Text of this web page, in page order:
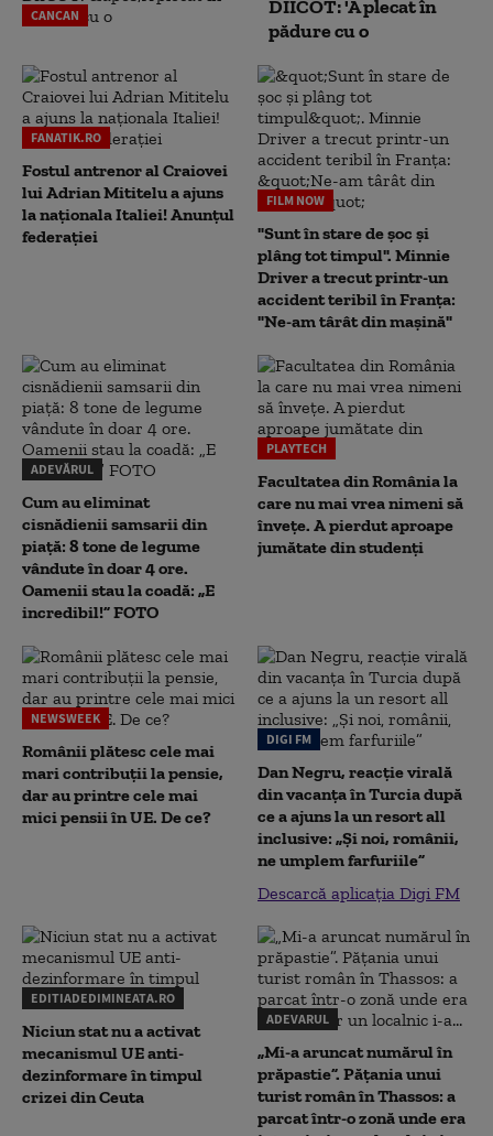
CANCAN
DIICOT: 'A plecat în
pădure cu o
FANATIK.RO
Fostul antrenor al Craiovei
lui Adrian Mititelu a ajuns
la naționala Italiei! Anunțul
federației
FILM NOW
"Sunt în stare de șoc și
plâng tot timpul". Minnie
Driver a trecut printr-un
accident teribil în Franța:
"Ne-am târât din mașină"
ADEVĂRUL
Cum au eliminat
cisnădienii samsarii din
piață: 8 tone de legume
vândute în doar 4 ore.
Oamenii stau la coadă: „E
incredibil!” FOTO
PLAYTECH
Facultatea din România la
care nu mai vrea nimeni să
înveţe. A pierdut aproape
jumătate din studenţi
NEWSWEEK
Românii plătesc cele mai
mari contribuții la pensie,
dar au printre cele mai
mici pensii în UE. De ce?
DIGI FM
Dan Negru, reacție virală
din vacanța în Turcia după
ce a ajuns la un resort all
inclusive: „Și noi, românii,
ne umplem farfuriile”
Descarcă aplicația Digi FM
EDITIADEDIMINEATA.RO
Niciun stat nu a activat
mecanismul UE anti-
dezinformare în timpul
crizei din Ceuta
ADEVARUL
„Mi-a aruncat numărul în
prăpastie”. Pățania unui
turist român în Thassos: a
parcat într-o zonă unde era